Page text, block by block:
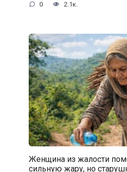
0 2.1к.
Женщина из жалости
сильную жару, но